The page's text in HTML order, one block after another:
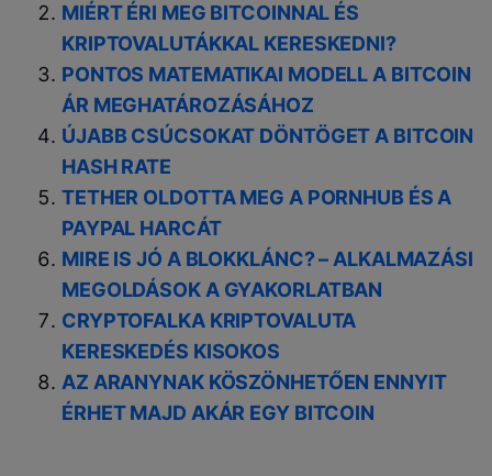
MIÉRT ÉRI MEG BITCOINNAL ÉS
KRIPTOVALUTÁKKAL KERESKEDNI?
PONTOS MATEMATIKAI MODELL A BITCOIN
ÁR MEGHATÁROZÁSÁHOZ
ÚJABB CSÚCSOKAT DÖNTÖGET A BITCOIN
HASH RATE
TETHER OLDOTTA MEG A PORNHUB ÉS A
PAYPAL HARCÁT
MIRE IS JÓ A BLOKKLÁNC? – ALKALMAZÁSI
MEGOLDÁSOK A GYAKORLATBAN
CRYPTOFALKA KRIPTOVALUTA
KERESKEDÉS KISOKOS
AZ ARANYNAK KÖSZÖNHETŐEN ENNYIT
ÉRHET MAJD AKÁR EGY BITCOIN